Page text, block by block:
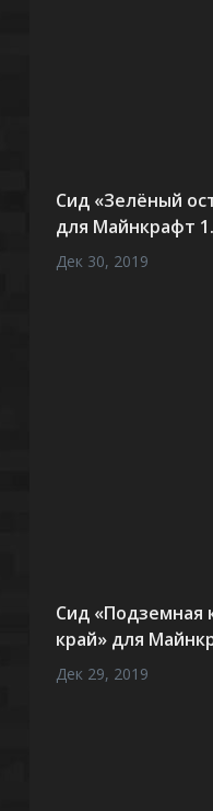
Сид «Зелёный
для Майнкрафт
Дек 30, 2019
Сид «Подземная
край» для
Дек 29, 2019